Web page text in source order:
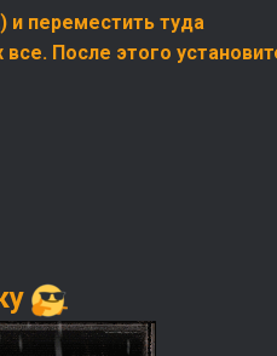
и переместить туда
После этого